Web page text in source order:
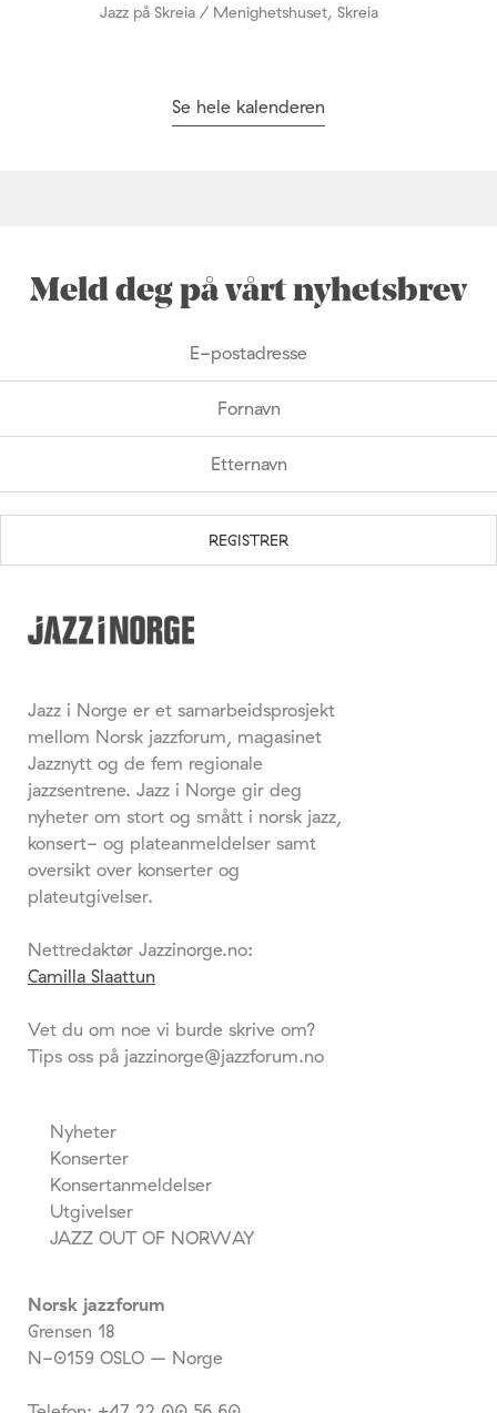
Jazz på Skreia / Menighetshuset, Skreia
Se hele kalenderen
Meld deg på vårt nyhetsbrev
Jazz i Norge er et samarbeidsprosjekt
mellom Norsk jazzforum, magasinet
Jazznytt og de fem regionale
jazzsentrene. Jazz i Norge gir deg
nyheter om stort og smått i norsk jazz,
konsert- og plateanmeldelser samt
oversikt over konserter og
plateutgivelser.
Nettredaktør Jazzinorge.no:
Camilla Slaattun
Vet du om noe vi burde skrive om?
Tips oss på jazzinorge@jazzforum.no
Nyheter
Konserter
Konsertanmeldelser
Utgivelser
JAZZ OUT OF NORWAY
Norsk jazzforum
Grensen 18
N-0159 OSLO – Norge